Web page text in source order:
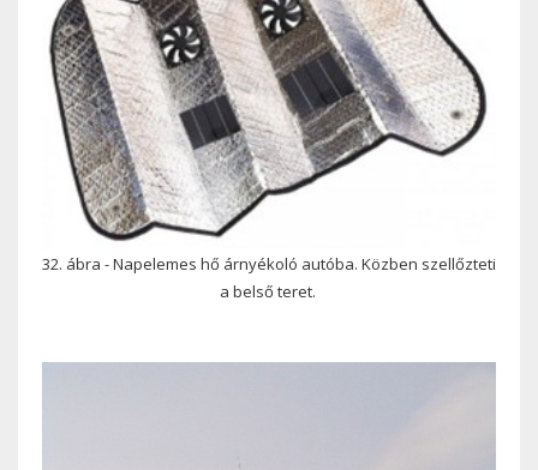
32. ábra - Napelemes hő árnyékoló autóba. Közben szellőzteti
a belső teret.